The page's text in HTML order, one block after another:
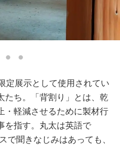
定展示として使用されてい
たち。「背割り」とは、乾
・軽減させるために製材行
を指す。丸太は英語で
で聞きなじみはあっても、